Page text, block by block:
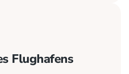
Flughafens